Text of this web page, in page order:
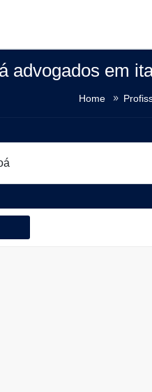
advogados em
Home